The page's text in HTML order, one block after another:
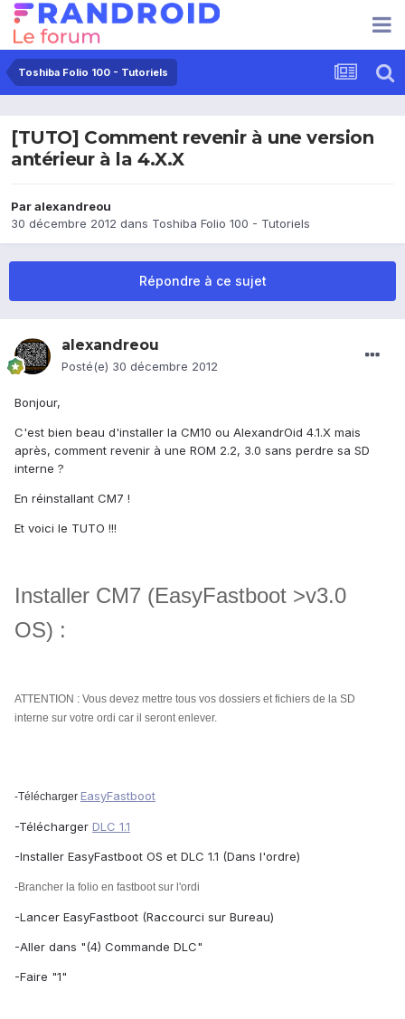
Toshiba Folio 100 - Tutoriels
[TUTO] Comment revenir à une version
antérieur à la 4.X.X
Paralexandreou
30 décembre 2012 dans Toshiba Folio 100 - Tutoriels
Répondre à ce sujet
alexandreou
Posté(e) 30 décembre 2012
Bonjour,
C'est bien beau d'installer la CM10 ou AlexandrOid 4.1.X mais
après, comment revenir à une ROM 2.2, 3.0 sans perdre sa SD
interne ?
En réinstallant CM7 !
Et voici le TUTO !!!
Installer CM7 (EasyFastboot >v3.0
OS) :
ATTENTION : Vous devez mettre tous vos dossiers et fichiers de la SD
interne sur votre ordi car il seront enlever.
-Télécharger EasyFastboot
-Télécharger DLC 1.1
-Installer EasyFastboot OS et DLC 1.1 (Dans l'ordre)
-Brancher la folio en fastboot sur l'ordi
-Lancer EasyFastboot (Raccourci sur Bureau)
-Aller dans "(4) Commande DLC"
-Faire "1"